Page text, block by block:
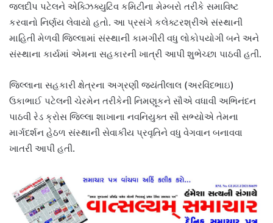
જલદીપ પટેલને એક્ઝિક્યુટિવ કમિટીના મેમ્બરો તરીકે સમાવિષ્ટ
કરવાનો નિર્ણય લેવાયો હતો. આ પ્રસંગે કલેક્ટરશ્રીએ સંસ્થાની
માહિતી મેળવી જિલ્લામાં સંસ્થાની કામગીરી વધુ લોકોપયોગી બને અને
સંસ્થાના કાર્યમાં એમના સહકારની ખાત્રી આપી શુભેચ્છા પાઠવી હતી.
જિલ્લાના સહકારી ક્ષેત્રના અગ્રણી જયંતીલાલ (અરવિંદભાઇ)
ઉકાભાઈ પટેલની ચેરમેન તરીકેની નિમણૂકને સૌએ વધાવી અભિનંદન
પાઠવી રેડ ક્રોસ જિલ્લા શાખાના નવનિયુક્ત સૌ સભ્યોએ તેમના
માર્ગદર્શન હેઠળ સંસ્થાની સેવાકીય પ્રવૃતિને વધુ વેગવાન બનાવવા
ખાતરી આપી હતી.